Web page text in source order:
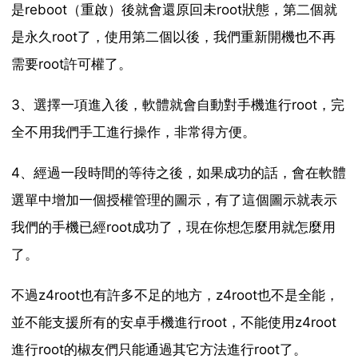
是reboot（重啟）後就會還原回未root狀態，第二個就
是永久root了，使用第二個以後，我們重新開機也不再
需要root許可權了。
3、選擇一項進入後，軟體就會自動對手機進行root，完
全不用我們手工進行操作，非常得方便。
4、經過一段時間的等待之後，如果成功的話，會在軟體
選單中增加一個授權管理的圖示，有了這個圖示就表示
我們的手機已經root成功了，現在你想怎麼用就怎麼用
了。
不過z4root也有許多不足的地方，z4root也不是全能，
並不能支援所有的安卓手機進行root，不能使用z4root
進行root的椒友們只能通過其它方法進行root了。